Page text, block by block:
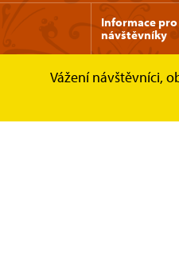
Informace pro
návštěvníky
Vážení návštěvníci,
Zámek Rájec